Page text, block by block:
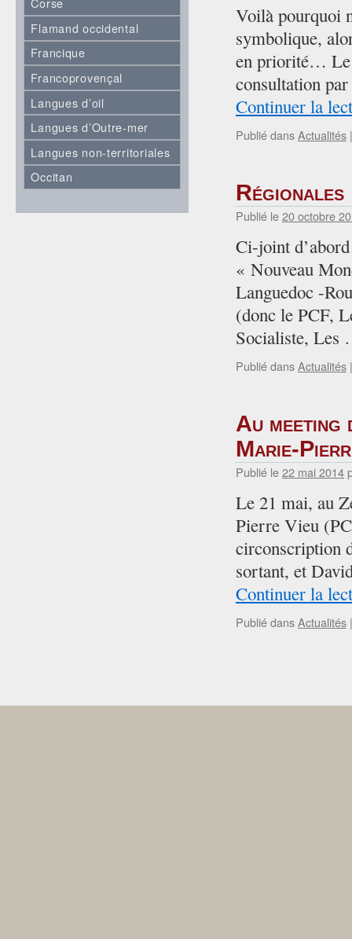
Voilà pourquoi
symbolique,
en priorité… Le
consultation
Continuer la
Publié dansActualités |
Publié le20 octobre
Ci-joint
« Nouveau
Languedoc -
(donc le PCF,
Socialiste,
Publié dansActualités |
Au
Marie-
Publié le22 mai 2014
Le 21 mai, au
Pierre Vieu
circonscription
sortant, et
Continuer la
Publié dansActualités |
Flamand occidental
Francique
Francoprovençal
Langues d’oil
Langues d’Outre-mer
Langues non-territoriales
Occitan